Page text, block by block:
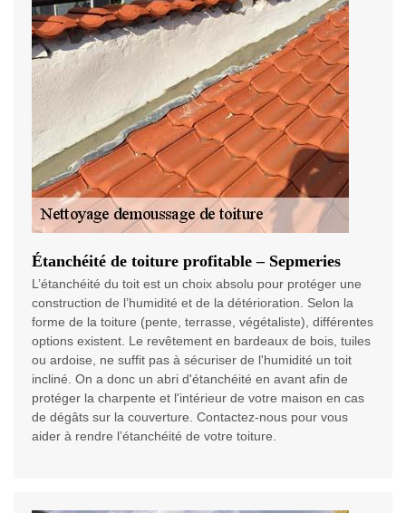
Étanchéité de toiture profitable – Sepmeries
L’étanchéité du toit est un choix absolu pour protéger une
construction de l’humidité et de la détérioration. Selon la
forme de la toiture (pente, terrasse, végétaliste), différentes
options existent. Le revêtement en bardeaux de bois, tuiles
ou ardoise, ne suffit pas à sécuriser de l'humidité un toit
incliné. On a donc un abri d'étanchéité en avant afin de
protéger la charpente et l'intérieur de votre maison en cas
de dégâts sur la couverture. Contactez-nous pour vous
aider à rendre l’étanchéité de votre toiture.